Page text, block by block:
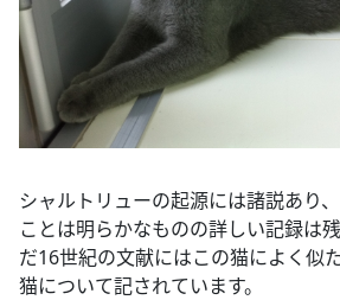
シャルトリューの起源には諸説あり
ことは明らかなものの詳しい記録は
だ16世紀の文献にはこの猫によく似
猫について記されています。